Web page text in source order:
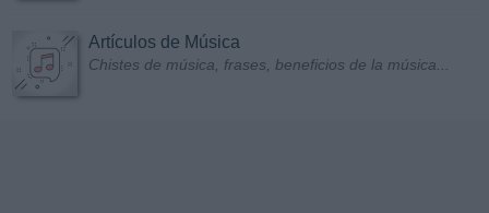
Artículos de Música
Chistes de música, frases, beneficios de la música...